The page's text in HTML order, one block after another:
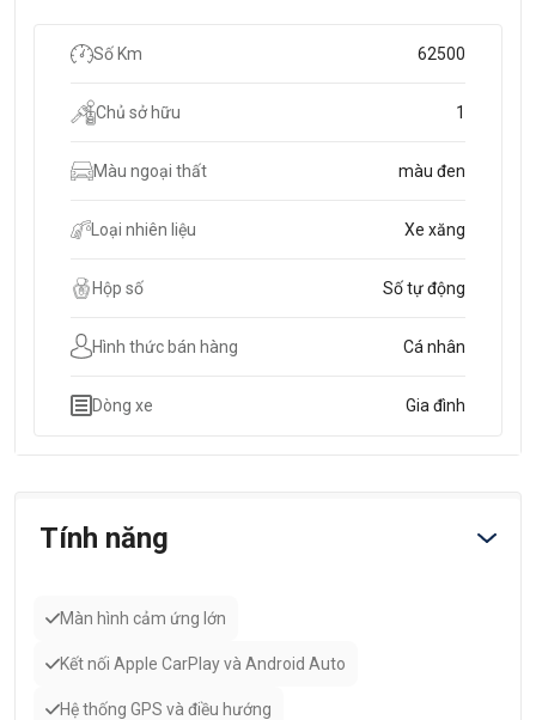
Số Km 62500
Chủ sở hữu 1
Màu ngoại thất màu đen
Loại nhiên liệu Xe xăng
Hộp số Số tự động
Hình thức bán hàng Cá nhân
Dòng xe Gia đình
Tính năng
Màn hình cảm ứng lớn
Kết nối Apple CarPlay và Android Auto
Hệ thống GPS và điều hướng